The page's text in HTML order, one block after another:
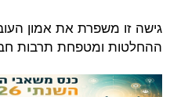
גישה זו משפרת את אמון
ההחלטות ומטפחת תרבות